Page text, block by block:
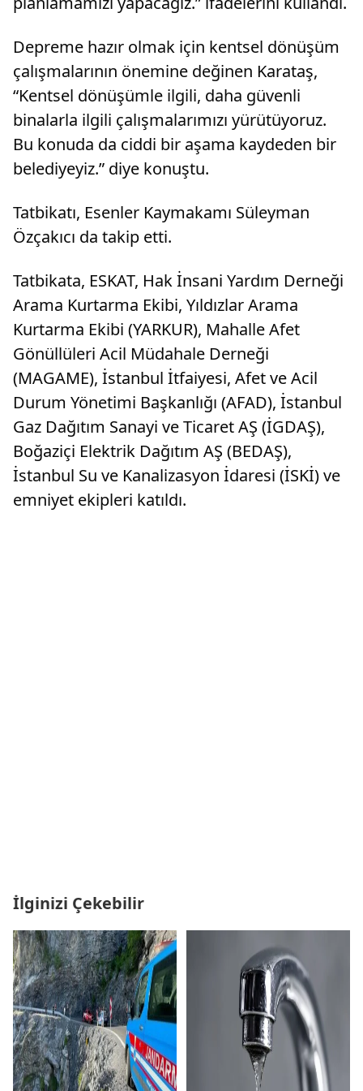
Depreme hazır olmak için kentsel dönüşüm
çalışmalarının önemine değinen Karataş,
“Kentsel dönüşümle ilgili, daha güvenli
binalarla ilgili çalışmalarımızı yürütüyoruz.
Bu konuda da ciddi bir aşama kaydeden bir
belediyeyiz.” diye konuştu.
Tatbikatı, Esenler Kaymakamı Süleyman
Özçakıcı da takip etti.
Tatbikata, ESKAT, Hak İnsani Yardım Derneği
Arama Kurtarma Ekibi, Yıldızlar Arama
Kurtarma Ekibi (YARKUR), Mahalle Afet
Gönüllüleri Acil Müdahale Derneği
(MAGAME), İstanbul İtfaiyesi, Afet ve Acil
Durum Yönetimi Başkanlığı (AFAD), İstanbul
Gaz Dağıtım Sanayi ve Ticaret AŞ (İGDAŞ),
Boğaziçi Elektrik Dağıtım AŞ (BEDAŞ),
İstanbul Su ve Kanalizasyon İdaresi (İSKİ) ve
emniyet ekipleri katıldı.
İlginizi Çekebilir